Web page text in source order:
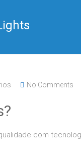
No Comments
com